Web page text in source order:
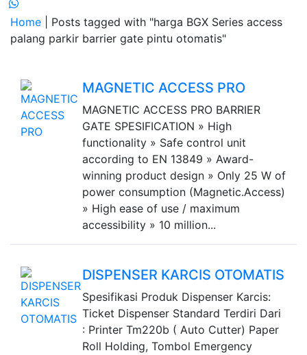
Home
| Posts tagged with "harga BGX Series access
palang parkir barrier gate pintu otomatis"
MAGNETIC ACCESS PRO
MAGNETIC ACCESS PRO BARRIER
GATE SPESIFICATION » High
functionality » Safe control unit
according to EN 13849 » Award-
winning product design » Only 25 W of
power consumption (Magnetic.Access)
» High ease of use / maximum
accessibility » 10 million...
DISPENSER KARCIS OTOMATIS
Spesifikasi Produk Dispenser Karcis:
Ticket Dispenser Standard Terdiri Dari
: Printer Tm220b ( Auto Cutter) Paper
Roll Holding, Tombol Emergency